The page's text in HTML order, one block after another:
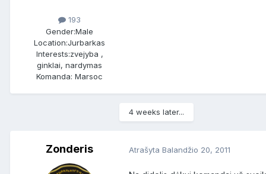
193
Gender:Male
Location:Jurbarkas
Interests:zvejyba ,
ginklai, nardymas
Komanda: Marsoc
4 weeks later...
Zonderis Atrašyta Balandžio 20, 2011